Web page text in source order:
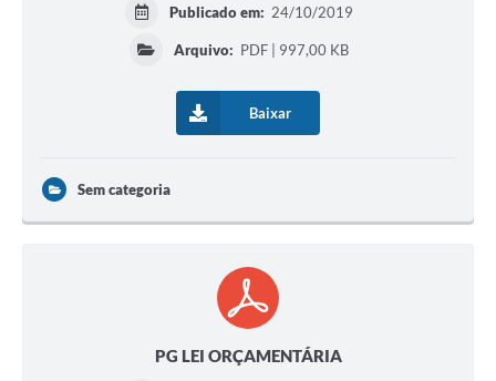
Publicado em: 24/10/2019
Arquivo: PDF | 997,00 KB
Baixar
Sem categoria
PG LEI ORÇAMENTÁRIA